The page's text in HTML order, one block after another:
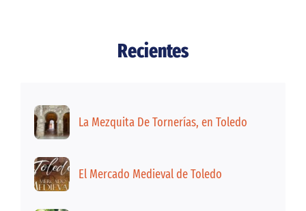
Recientes
La Mezquita De Tornerías, en Toledo
El Mercado Medieval de Toledo